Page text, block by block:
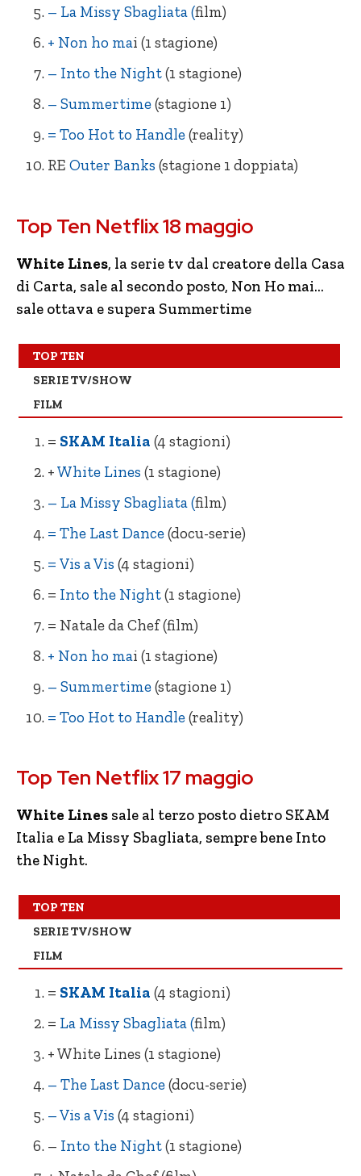
– La Missy Sbagliata (film)
+ Non ho mai (1 stagione)
– Into the Night(1 stagione)
– Summertime(stagione 1)
= Too Hot to Handle(reality)
RE Outer Banks (stagione 1 doppiata)
+ The Last Dance (docu-serie)
– White Lines (1 stagione)
= Vis a Vis(4 stagioni)
+ Non ho mai… (1 stagione)
– Into the Night (1 stagione)
– Summertime (1 stagione)
– Too Hot to Handle (reality)
RE Outer Banks (stagione 1 doppiata)
= Prison Break (5 stagioni)
= Natale da Chef
+ Ti amo, imbecille
NE Cell Block 99 Nessuno può fermarmi
Dangerous Lies
+ L’alta metà
– Tyler Rake
– Ricchi d’amore
NE Il Caso Spotlight
= Napoli Velata
Top Ten Netflix 18 maggio
White Lines, la serie tv dal creatore della Casa
di Carta, sale al secondo posto, Non Ho mai…
sale ottava e supera Summertime
TOP TEN
SERIE TV/SHOW
FILM
= SKAM Italia (4 stagioni)
+White Lines (1 stagione)
– La Missy Sbagliata (film)
= The Last Dance(docu-serie)
= Vis a Vis (4 stagioni)
= Into the Night(1 stagione)
= Natale da Chef (film)
+ Non ho mai (1 stagione)
– Summertime(stagione 1)
= Too Hot to Handle(reality)
= White Lines (1 stagione)
= The Last Dance (docu-serie)
= Vis a Vis(4 stagioni)
= Into the Night (1 stagione)
+ Non ho mai… (1 stagione)
– Summertime (1 stagione)
– Too Hot to Handle (reality)
= Prison Break (5 stagioni)
= La Casa Di Carta (4 parti)
= Natale da Chef
=Dangerous Lies
= Ti amo, imbecille
Tyler Rake
+ Ricchi d’amore
– Aftermath – La Vendetta
= L’alta metà
= Napoli Velata
= Come un tuono
Top Ten Netflix 17 maggio
White Lines sale al terzo posto dietro SKAM
Italia e La Missy Sbagliata, sempre bene Into
the Night.
TOP TEN
SERIE TV/SHOW
FILM
= SKAM Italia (4 stagioni)
= La Missy Sbagliata (film)
+ White Lines (1 stagione)
– The Last Dance(docu-serie)
– Vis a Vis (4 stagioni)
– Into the Night(1 stagione)